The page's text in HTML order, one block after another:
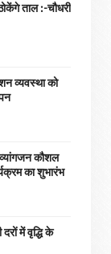
ताल :-चौधरी
व्यवस्था को
कौशल
का शुभारंभ
में वृद्धि के